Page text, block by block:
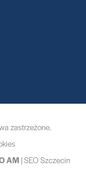
zastrzeżone.
AM |SEO Szczecin